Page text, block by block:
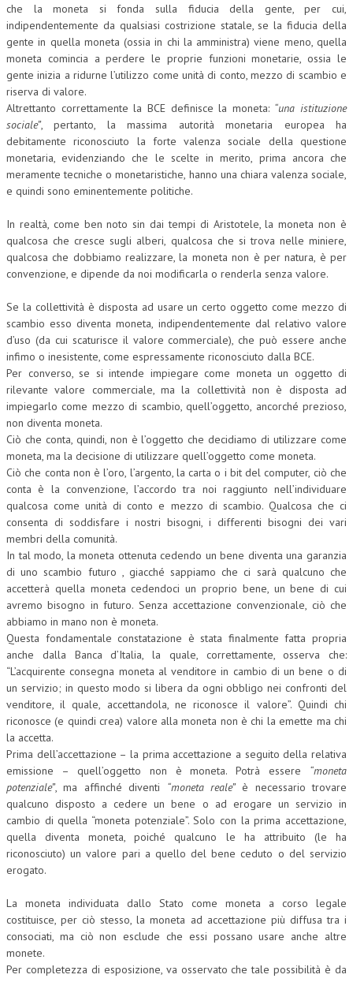
che la moneta si fonda sulla fiducia della gente, per cui,
indipendentemente da qualsiasi costrizione statale, se la fiducia della
gente in quella moneta (ossia in chi la amministra) viene meno, quella
moneta comincia a perdere le proprie funzioni monetarie, ossia le
gente inizia a ridurne l’utilizzo come unità di conto, mezzo di scambio e
riserva di valore.
Altrettanto correttamente la BCE definisce la moneta: “una istituzione
sociale”, pertanto, la massima autorità monetaria europea ha
debitamente riconosciuto la forte valenza sociale della questione
monetaria, evidenziando che le scelte in merito, prima ancora che
meramente tecniche o monetaristiche, hanno una chiara valenza sociale,
e quindi sono eminentemente politiche.
In realtà, come ben noto sin dai tempi di Aristotele, la moneta non è
qualcosa che cresce sugli alberi, qualcosa che si trova nelle miniere,
qualcosa che dobbiamo realizzare, la moneta non è per natura, è per
convenzione, e dipende da noi modificarla o renderla senza valore.
Se la collettività è disposta ad usare un certo oggetto come mezzo di
scambio esso diventa moneta, indipendentemente dal relativo valore
d’uso (da cui scaturisce il valore commerciale), che può essere anche
infimo o inesistente, come espressamente riconosciuto dalla BCE.
Per converso, se si intende impiegare come moneta un oggetto di
rilevante valore commerciale, ma la collettività non è disposta ad
impiegarlo come mezzo di scambio, quell’oggetto, ancorché prezioso,
non diventa moneta.
Ciò che conta, quindi, non è l’oggetto che decidiamo di utilizzare come
moneta, ma la decisione di utilizzare quell’oggetto come moneta.
Ciò che conta non è l’oro, l’argento, la carta o i bit del computer, ciò che
conta è la convenzione, l’accordo tra noi raggiunto nell’individuare
qualcosa come unità di conto e mezzo di scambio. Qualcosa che ci
consenta di soddisfare i nostri bisogni, i differenti bisogni dei vari
membri della comunità.
In tal modo, la moneta ottenuta cedendo un bene diventa una garanzia
di uno scambio futuro , giacché sappiamo che ci sarà qualcuno che
accetterà quella moneta cedendoci un proprio bene, un bene di cui
avremo bisogno in futuro. Senza accettazione convenzionale, ciò che
abbiamo in mano non è moneta.
Questa fondamentale constatazione è stata finalmente fatta propria
anche dalla Banca d’Italia, la quale, correttamente, osserva che:
“L’acquirente consegna moneta al venditore in cambio di un bene o di
un servizio; in questo modo si libera da ogni obbligo nei confronti del
venditore, il quale, accettandola, ne riconosce il valore”. Quindi chi
riconosce (e quindi crea) valore alla moneta non è chi la emette ma chi
la accetta.
Prima dell’accettazione – la prima accettazione a seguito della relativa
emissione – quell’oggetto non è moneta. Potrà essere “moneta
potenziale”, ma affinché diventi “moneta reale”è necessario trovare
qualcuno disposto a cedere un bene o ad erogare un servizio in
cambio di quella “moneta potenziale”. Solo con la prima accettazione,
quella diventa moneta, poiché qualcuno le ha attribuito (le ha
riconosciuto) un valore pari a quello del bene ceduto o del servizio
erogato.
La moneta individuata dallo Stato come moneta a corso legale
costituisce, per ciò stesso, la moneta ad accettazione più diffusa tra i
consociati, ma ciò non esclude che essi possano usare anche altre
monete.
Per completezza di esposizione, va osservato che tale possibilità è da